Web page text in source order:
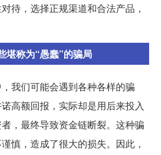
待，选择正规渠道和合法产品，
堪称为“愚蠢”的骗局
我们可能会遇到各种各样的骗
高额回报，实际却是用后来投入
，最终导致资金链断裂。这种骗
慎，造成了很大的损失。因此，